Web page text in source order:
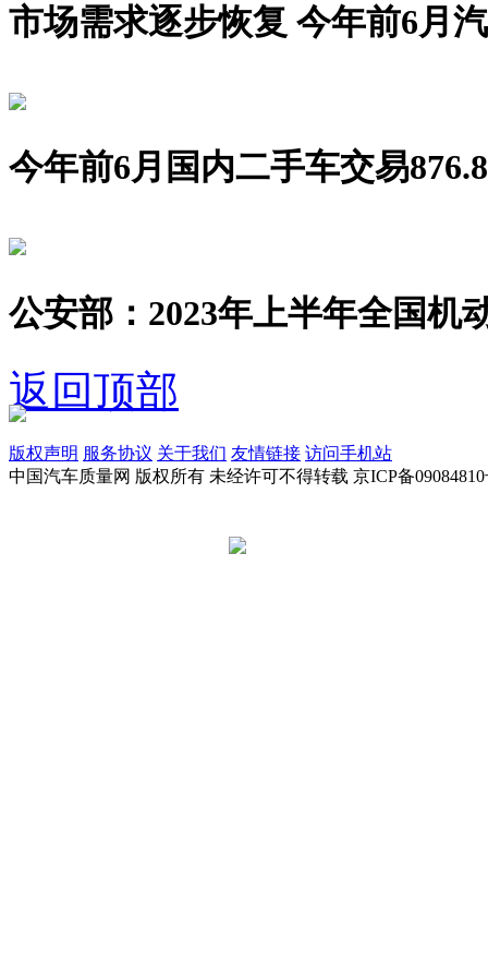
市场需求逐步恢复 今年前6月
今年前6月国内二手车交易
公安部：2023年上半年全国机
返回顶部
版权声明 服务协议 关于我们 友情链接 访问手机站
中国汽车质量网 版权所有 未经许可不得转载 京ICP备09084810